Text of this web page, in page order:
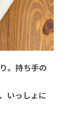
。持ち手の
いっしょに